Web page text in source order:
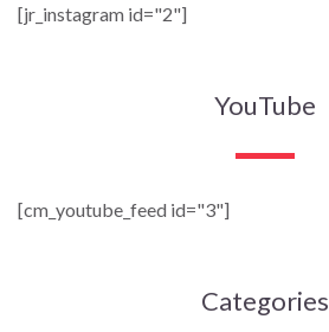
[jr_instagram id="2"]
YouTube
[cm_youtube_feed id="3"]
Categories